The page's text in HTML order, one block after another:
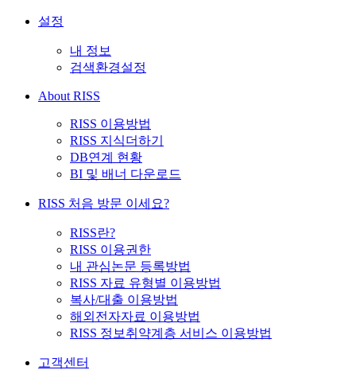
설정
내 정보
검색환경설정
About RISS
RISS 이용방법
RISS 지식더하기
DB연계 현황
BI 및 배너 다운로드
RISS 처음 방문 이세요?
RISS란?
RISS 이용권한
내 관심논문 등록방법
RISS 자료 유형별 이용방법
복사/대출 이용방법
해외전자자료 이용방법
RISS 정보취약계층 서비스 이용방법
고객센터